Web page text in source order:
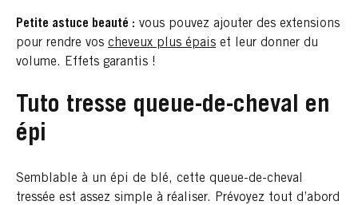
Petite astuce beauté : vous pouvez ajouter des extensions
pour rendre vos cheveux plus épais et leur donner du
volume. Effets garantis !
Tuto tresse queue-de-cheval en
épi
Semblable à un épi de blé, cette queue-de-cheval
tressée est assez simple à réaliser. Prévoyez tout d’abord